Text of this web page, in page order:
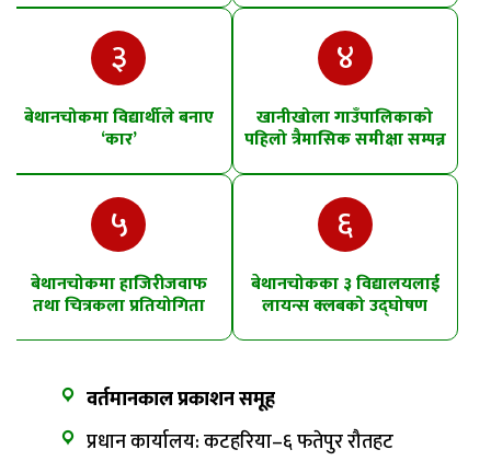
३
बेथानचोकमा विद्यार्थीले बनाए
‘कार’
४
खानीखोला गाउँपालिकाको
पहिलो त्रैमासिक समीक्षा सम्पन्न
५
बेथानचोकमा हाजिरीजवाफ
तथा चित्रकला प्रतियोगिता
६
बेथानचोकका ३ विद्यालयलाई
लायन्स क्लबको उद्घोषण
वर्तमानकाल प्रकाशन समूह
प्रधान कार्यालय: कटहरिया–६ फतेपुर रौतहट